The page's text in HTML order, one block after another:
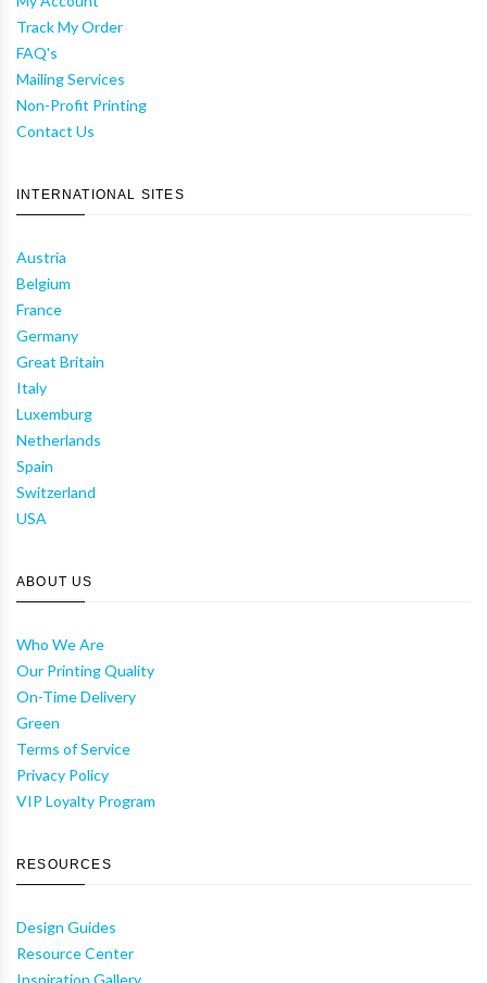
Track My Order
FAQ's
Mailing Services
Non-Profit Printing
Contact Us
INTERNATIONAL SITES
Austria
Belgium
France
Germany
Great Britain
Italy
Luxemburg
Netherlands
Spain
Switzerland
USA
ABOUT US
Who We Are
Our Printing Quality
On-Time Delivery
Green
Terms of Service
Privacy Policy
VIP Loyalty Program
RESOURCES
Design Guides
Resource Center